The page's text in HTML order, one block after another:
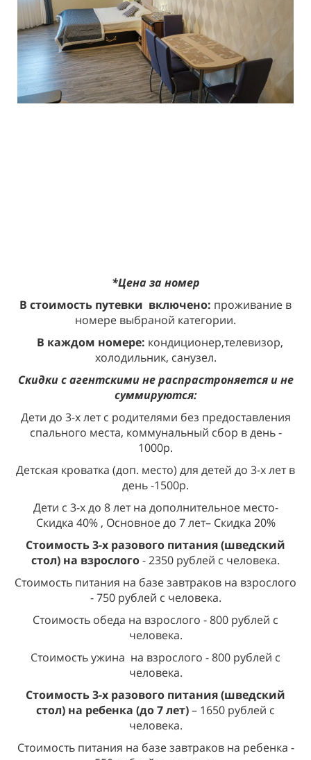
*Цена за номер
В стоимость путевки включено: проживание в
номере выбраной категории.
В каждом номере: кондиционер,телевизор,
холодильник, санузел.
Скидки с агентскими не распрастроняется и не
суммируются:
Дети до 3-х лет с родителями без предоставления
спального места, коммунальный сбор в день -
1000р.
Детская кроватка (доп. место) для детей до 3-х лет в
день -1500р.
Дети с 3-х до 8 лет на дополнительное место-
Скидка 40% , Основное до 7 лет– Скидка 20%
Стоимость 3-х разового питания (шведский
стол) на взрослого- 2350 рублей с человека.
Стоимость питания на базе завтраков на взрослого
- 750 рублей с человека.
Стоимость обеда на взрослого - 800 рублей с
человека.
Стоимость ужина на взрослого - 800 рублей с
человека.
Стоимость 3-х разового питания (шведский
стол) на ребенка (до 7 лет)– 1650 рублей с
человека.
Стоимость питания на базе завтраков на ребенка -